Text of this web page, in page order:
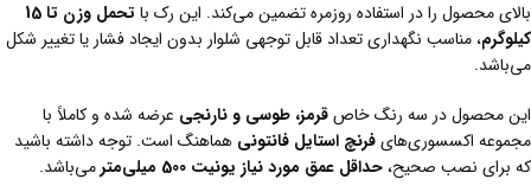
بالای محصول را در استفاده روزمره تضمین می‌کند. این رک با
تحمل وزن تا 15
کیلوگرم، مناسب نگهداری تعداد قابل توجهی شلوار بدون ایجاد فشار یا تغییر شکل
می‌باشد.
این محصول در سه رنگ خاصقرمز، طوسی و نارنجی عرضه شده و کاملاً با
مجموعه اکسسوری‌هایفرنچ استایل فانتونی هماهنگ است. توجه داشته باشید
که برای نصب صحیح،حداقل عمق مورد نیاز یونیت 500 میلی‌متر
می‌باشد.